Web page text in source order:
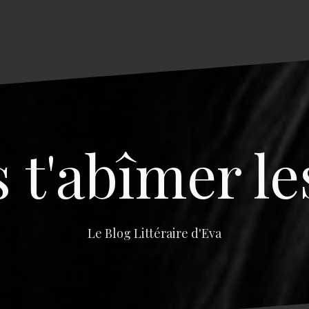
t'abîmer
Le Blog Littéraire d'Eva